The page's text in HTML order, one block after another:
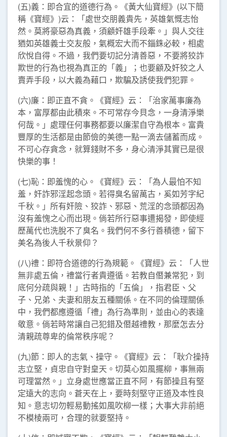
(五)義：即合宜的道德行為。《黃大仙寶經》(以下簡
稱《寶經》)云：「處世交朋義貴先，英雄氣慨志怡
然。莫將豪惡為真義，須顧奸雄手段牽。」與人交往
猶如英雄義士交友般，氣概宏大而不錙銖必較，相處
欣悅自得。不過，我們要切記分清善惡，不要將狡詐
欺世的行為也視為真正的「義」；也要顧及奸狡之人
賣弄手段，以大義為藉口，欺騙及誘使我們犯罪。
(六)廉：即正直不貪。《寶經》云：「治家萬事廉為
本，富厚都由此積來。不可常存今貝念，一身清淨樂
何哉。」處理任何事務都要以廉潔自守為根本。富貴
豐厚的生活都是由節儉的美德一點一滴去儲蓄而成。
不可心存貪念，就算錢財不多，身心清淨其實已是很
快樂的事！
(七)恥：即羞愧的心。《寶經》云：「為人最怕不知
羞，奸詐邪淫起念頭。若得臭名留萬古，奚如芳字紀
千秋。」所有奸險、狡詐、邪惡、荒淫的念頭都因為
沒有羞愧之心而出現。倘若所行惡事遭揭發，即使經
歷萬代也洗脫不了臭名。我們何不多行善積德，留下
美名為後人千秋景仰？
(八)禮：即符合道德的行為規範。《寶經》云：「人世
無非處五倫，禮當行者貴遵循。若教自僭兼常犯，到
底何分疏與親！」古時指的「五倫」，指君臣、父
子、兄弟、夫妻和朋友五種關係。在不同的倫理關係
中，我們都應遵循「禮」為行為準則，並由心的表達
敬意。倘若時常讓自己犯錯及僭越禮教，那麼怎去分
清親疏尊卑的倫常秩序呢？
(九)節：即人的志氣、操守。《寶經》云：「耿介操持
志立堅，貞忠自守對皇天。切莫心如風擺柳，事無兩
可理當然。」立身處世應當正直不阿，有節操且有堅
定遠大的志向。蒼天在上，要時刻堅守正道及本性良
知。意志切勿輕易動搖如風吹柳一樣；大事大非前絕
不模棱兩可，合理的就要堅持。